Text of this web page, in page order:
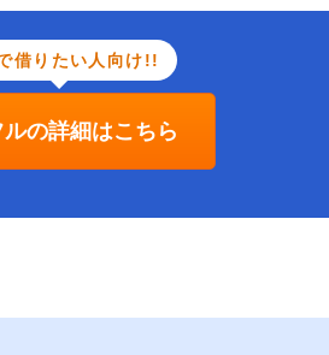
借りたい人向け!!
の詳細はこちら